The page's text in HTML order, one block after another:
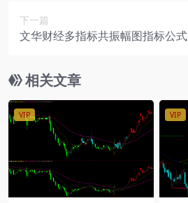
下一篇
文华财经多指标共振幅图指标公式
相关文章
VIP VIP